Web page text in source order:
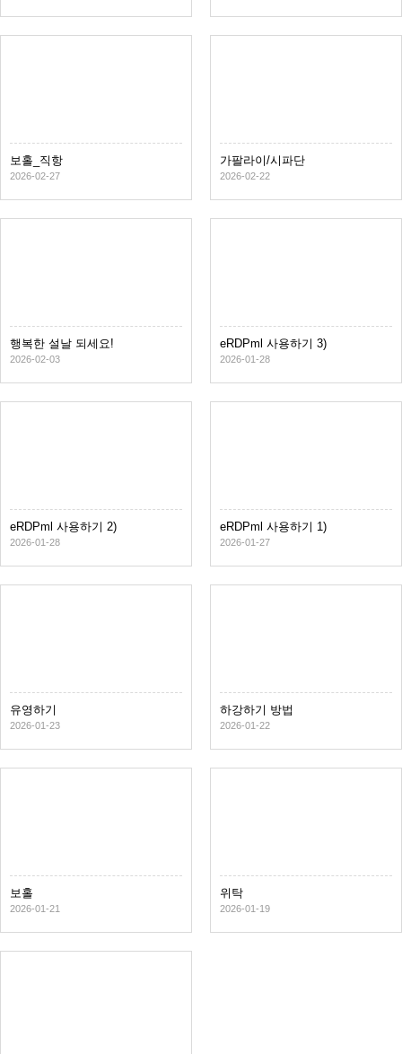
보홀_직항
2026-02-27
가팔라이/시파단
2026-02-22
행복한 설날 되세요!
2026-02-03
eRDPml 사용하기 3)
2026-01-28
eRDPml 사용하기 2)
2026-01-28
eRDPml 사용하기 1)
2026-01-27
유영하기
2026-01-23
하강하기 방법
2026-01-22
보홀
2026-01-21
위탁
2026-01-19